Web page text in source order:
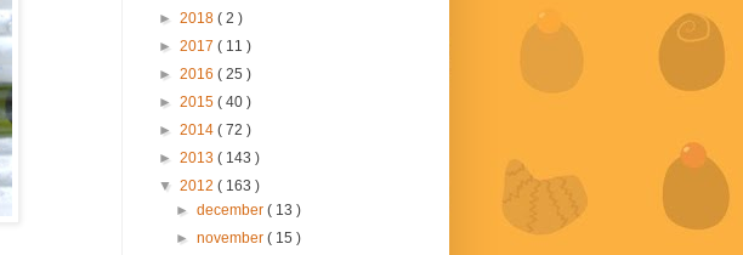
► 2018 ( 2 )
► 2017 ( 11 )
► 2016 ( 25 )
► 2015 ( 40 )
► 2014 ( 72 )
► 2013 ( 143 )
▼ 2012 ( 163 )
►december( 13 )
►november( 15 )